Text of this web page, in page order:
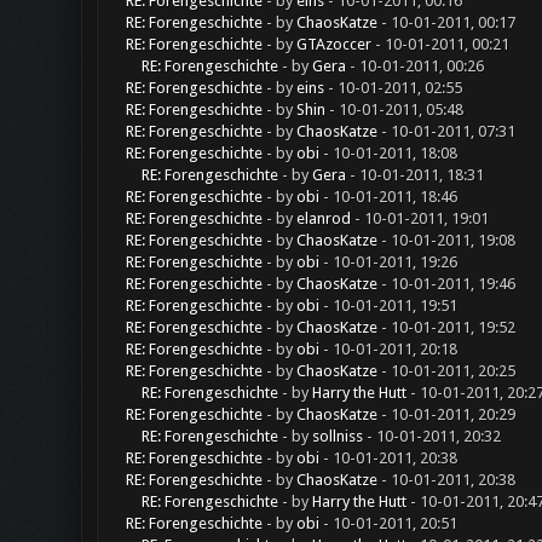
RE: Forengeschichte - byChaosKatze- 10-01-2011, 00:17
RE: Forengeschichte - byGTAzoccer- 10-01-2011, 00:21
RE: Forengeschichte - byGera - 10-01-2011, 00:26
RE: Forengeschichte - byeins- 10-01-2011, 02:55
RE: Forengeschichte - byShin - 10-01-2011, 05:48
RE: Forengeschichte - byChaosKatze- 10-01-2011, 07:31
RE: Forengeschichte - byobi- 10-01-2011, 18:08
RE: Forengeschichte - byGera - 10-01-2011, 18:31
RE: Forengeschichte - byobi- 10-01-2011, 18:46
RE: Forengeschichte - byelanrod - 10-01-2011, 19:01
RE: Forengeschichte - byChaosKatze- 10-01-2011, 19:08
RE: Forengeschichte - byobi- 10-01-2011, 19:26
RE: Forengeschichte - byChaosKatze- 10-01-2011, 19:46
RE: Forengeschichte - byobi- 10-01-2011, 19:51
RE: Forengeschichte - byChaosKatze- 10-01-2011, 19:52
RE: Forengeschichte - byobi- 10-01-2011, 20:18
RE: Forengeschichte - byChaosKatze- 10-01-2011, 20:25
RE: Forengeschichte - byHarry the Hutt- 10-01-2011,
RE: Forengeschichte - byChaosKatze- 10-01-2011, 20:29
RE: Forengeschichte - by sollniss- 10-01-2011, 20:32
RE: Forengeschichte - byobi- 10-01-2011, 20:38
RE: Forengeschichte - byChaosKatze- 10-01-2011, 20:38
RE: Forengeschichte - byHarry the Hutt- 10-01-2011,
RE: Forengeschichte - byobi- 10-01-2011, 20:51